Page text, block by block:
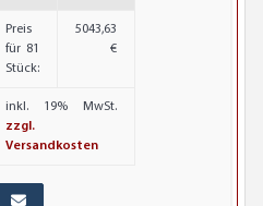
Preis
für 81
Stück:
5043,63
€
inkl. 19% MwSt.
zzgl.
Versandkosten